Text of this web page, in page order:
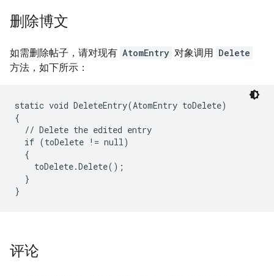
删除博文
如需删除帖子，请对现有 AtomEntry 对象调用 Delete
方法，如下所示：
static void DeleteEntry(AtomEntry toDelete)
{
  // Delete the edited entry
  if (toDelete != null)
  {
    toDelete.Delete();
  }
评论